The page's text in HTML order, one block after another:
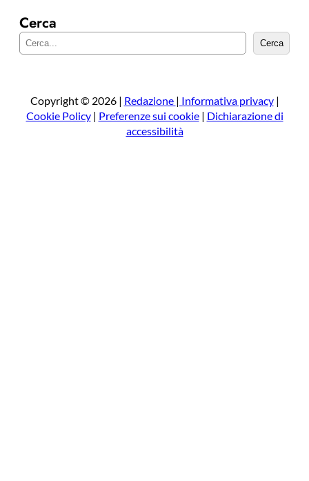
Cerca
e
a
Cerca
Copyright © 2026 | Redazione | Informativa privacy|
Cookie Policy| Preferenze sui cookie| Dichiarazione di
accessibilità